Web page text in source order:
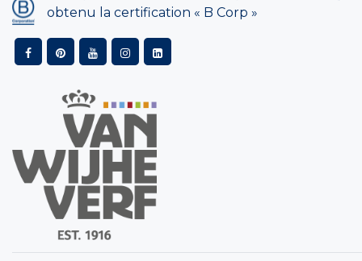
obtenu la certification « B Corp »